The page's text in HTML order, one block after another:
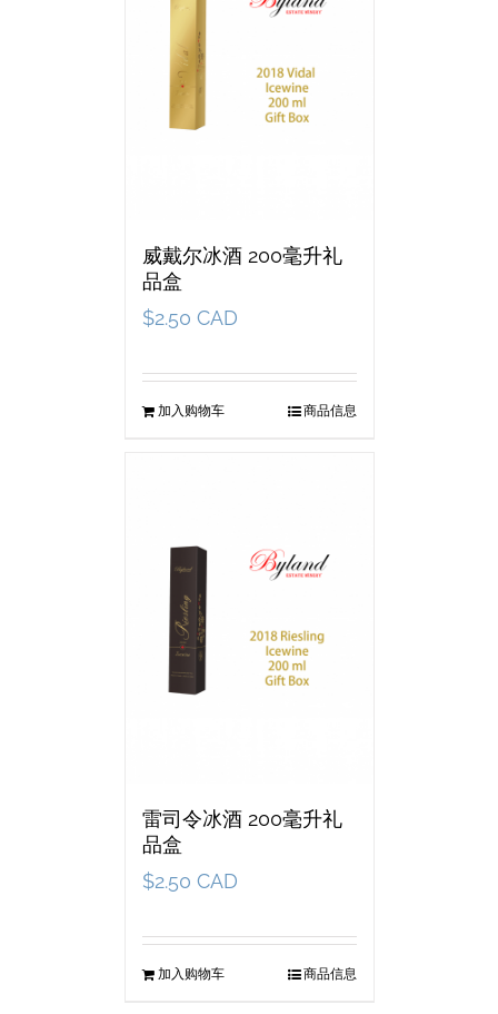
威戴尔冰酒 200毫升礼
品盒
$2.50 CAD
加入购物车 商品信息
雷司令冰酒 200毫升礼
品盒
$2.50 CAD
加入购物车 商品信息